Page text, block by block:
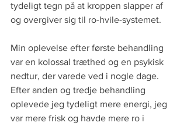
tydeligt tegn på at kroppen slapper af
og overgiver sig til ro-hvile-systemet.
Min oplevelse efter første behandling
var en kolossal træthed og en psykisk
nedtur, der varede ved i nogle dage.
Efter anden og tredje behandling
oplevede jeg tydeligt mere energi, jeg
var mere frisk og havde mere ro i